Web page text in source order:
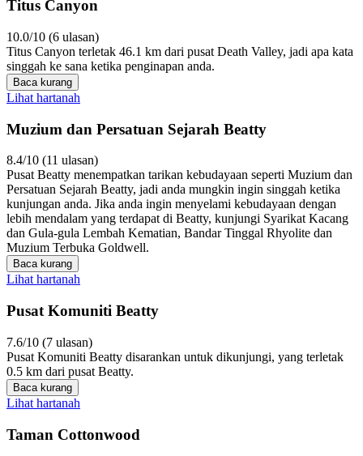
Titus Canyon
10.0/10 (6 ulasan)
Titus Canyon terletak 46.1 km dari pusat Death Valley, jadi apa kata
singgah ke sana ketika penginapan anda.
Baca kurang
Lihat hartanah
Muzium dan Persatuan Sejarah Beatty
8.4/10 (11 ulasan)
Pusat Beatty menempatkan tarikan kebudayaan seperti Muzium dan
Persatuan Sejarah Beatty, jadi anda mungkin ingin singgah ketika
kunjungan anda. Jika anda ingin menyelami kebudayaan dengan
lebih mendalam yang terdapat di Beatty, kunjungi Syarikat Kacang
dan Gula-gula Lembah Kematian, Bandar Tinggal Rhyolite dan
Muzium Terbuka Goldwell.
Baca kurang
Lihat hartanah
Pusat Komuniti Beatty
7.6/10 (7 ulasan)
Pusat Komuniti Beatty disarankan untuk dikunjungi, yang terletak
0.5 km dari pusat Beatty.
Baca kurang
Lihat hartanah
Taman Cottonwood